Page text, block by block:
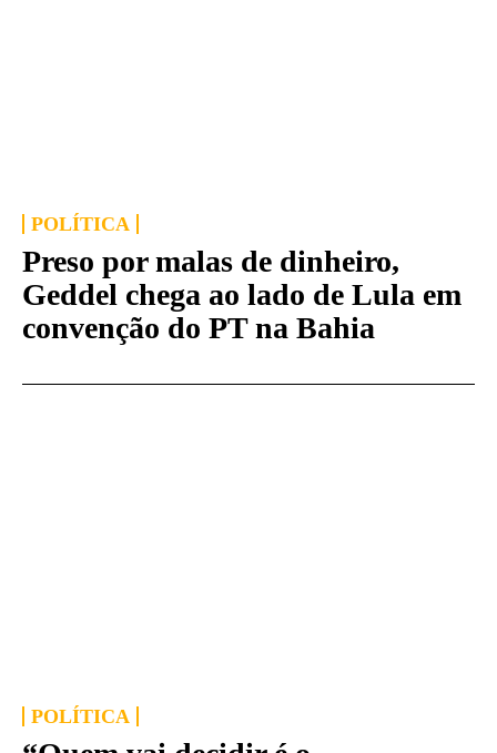
POLÍTICA
Preso por malas de dinheiro,
Geddel chega ao lado de Lula em
convenção do PT na Bahia
POLÍTICA